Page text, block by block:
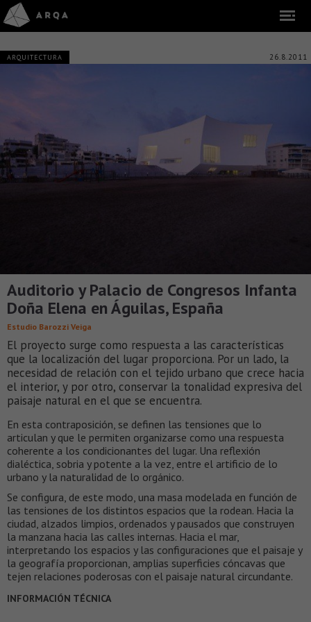
ARQUITECTURA 26.8.2011
Auditorio y Palacio de Congresos Infanta
Doña Elena en Águilas, España
Estudio Barozzi Veiga
El proyecto surge como respuesta a las características
que la localización del lugar proporciona. Por un lado, la
necesidad de relación con el tejido urbano que crece hacia
el interior, y por otro, conservar la tonalidad expresiva del
paisaje natural en el que se encuentra.
En esta contraposición, se definen las tensiones que lo
articulan y que le permiten organizarse como una respuesta
coherente a los condicionantes del lugar. Una reflexión
dialéctica, sobria y potente a la vez, entre el artificio de lo
urbano y la naturalidad de lo orgánico.
Se configura, de este modo, una masa modelada en función de
las tensiones de los distintos espacios que la rodean. Hacia la
ciudad, alzados limpios, ordenados y pausados que construyen
la manzana hacia las calles internas. Hacia el mar,
interpretando los espacios y las configuraciones que el paisaje y
la geografía proporcionan, amplias superficies cóncavas que
tejen relaciones poderosas con el paisaje natural circundante.
INFORMACIÓN TÉCNICA